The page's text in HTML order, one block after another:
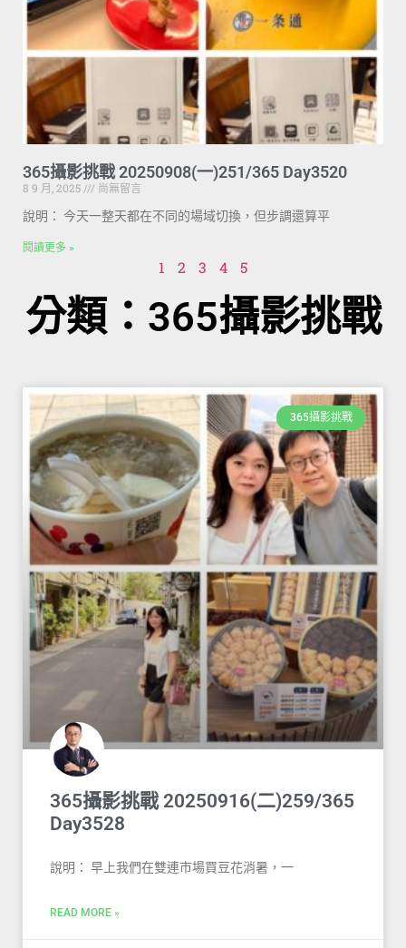
365攝影挑戰 20250908(一)251/365 Day3520
8 9 月, 2025
尚無留言
說明： 今天一整天都在不同的場域切換，但步調還算平
閱讀更多 »
1 2 3 4 5
分類：365攝影挑戰
365攝影挑戰
365攝影挑戰 20250916(二)259/365
Day3528
說明： 早上我們在雙連市場買豆花消暑，一
READ MORE »